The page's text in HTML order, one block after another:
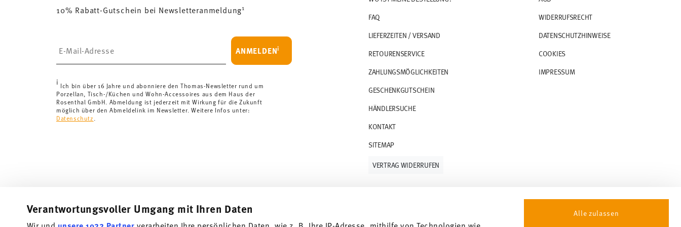
Verantwortungsvoller Umgang mit Ihren Daten
Wir und verarbeiten Ihre persönlichen Daten, wie z. B. Ihre IP-Adresse, mithilfe von Technologien wie
Alle zulassen
Lieferkostenhier einsehen.
Für Lieferungen ins Vereinigte Königreich liegt der Mindestbestellwert bei
Schweiz:Lieferungen in die Schweiz sind ab 69,90 CHF versandkostenfrei. Unter einem Bestellwert
von 69,90 CHF liegen die Versandkosten bei 36,90 CHF.
Lieferzeit innerhalb Deutschlands:3-5 Werktage für vorrätige Artikel. Sie können die Lieferzeiten in
andere Länderhier einsehen.
Retouren:Für Retouren nutzen Sie bitte unserenRetourenservice
10% Rabatt-Gutschein bei Newsletteranmeldung1
ANMELDENi
i Ich bin über 16 Jahre und abonniere den Thomas-Newsletter rund um
Porzellan, Tisch-/Küchen und Wohn-Accessoires aus dem Haus der
Rosenthal GmbH. Abmeldung ist jederzeit mit Wirkung für die Zukunft
möglich über den Abmeldelink im Newsletter. Weitere Infos unter:
Datenschutz
FAQ
LIEFERZEITEN / VERSAND
RETOURENSERVICE
ZAHLUNGSMÖGLICHKEITEN
GESCHENKGUTSCHEIN
HÄNDLERSUCHE
KONTAKT
SITEMAP
WIDERRUFSRECHT
DATENSCHUTZHINWEISE
COOKIES
IMPRESSUM
VERTRAG WIDERRUFEN